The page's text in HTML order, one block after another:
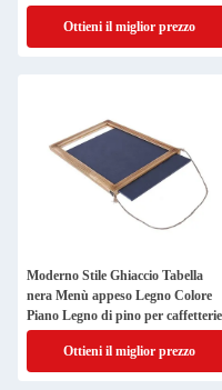
Ottieni il miglior prezzo
Moderno Stile Ghiaccio Tabella
nera Menù appeso Legno Colore
Piano Legno di pino per caffetterie
Ottieni il miglior prezzo